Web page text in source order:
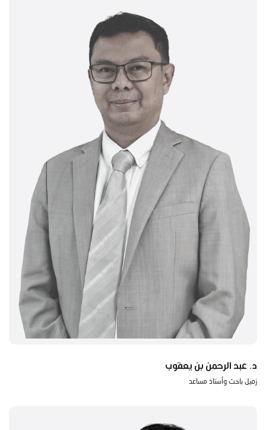
د. عبد الرحمن بن يعقوب
زميل باحث وأستاذ مساعد